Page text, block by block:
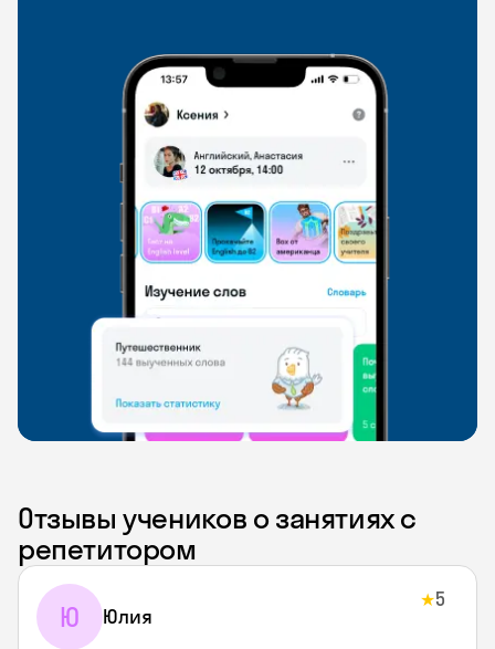
Отзывы учеников о занятиях с
репетитором
Ю Юлия
★5